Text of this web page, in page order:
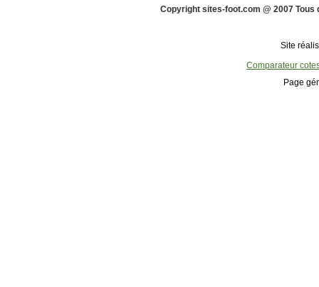
Copyright sites-foot.com @ 2007
Site
Comparateur
Page